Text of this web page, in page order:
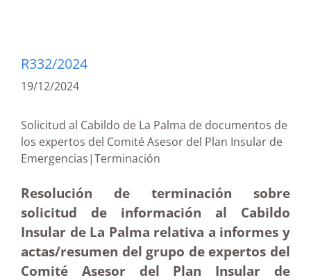
R332/2024
19/12/2024
Solicitud al Cabildo de La Palma de documentos de
los expertos del Comité Asesor del Plan Insular de
Emergencias|Terminación
Resolución de terminación sobre
solicitud de información al Cabildo
Insular de La Palma relativa a informes y
actas/resumen del grupo de expertos del
Comité Asesor del Plan Insular de